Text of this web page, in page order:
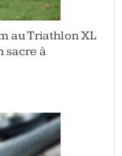
au Triathlon XL
sacre à